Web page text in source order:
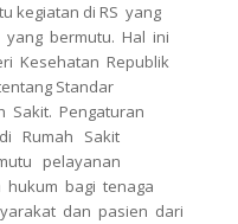
kegiatan di RS yang
bermutu. Hal ini
Kesehatan Republik
Standar
Sakit. Pengaturan
Rumah Sakit
pelayanan
hukum bagi tenaga
dan pasien dari